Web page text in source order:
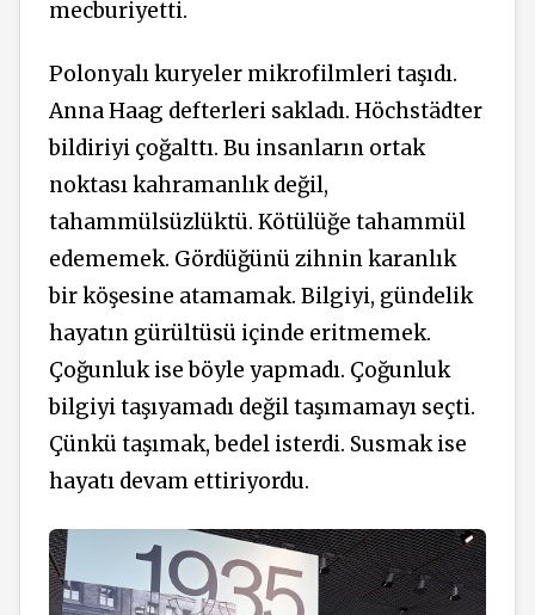
mecburiyetti.
Polonyalı kuryeler mikrofilmleri taşıdı.
Anna Haag defterleri sakladı. Höchstädter
bildiriyi çoğalttı. Bu insanların ortak
noktası kahramanlık değil,
tahammülsüzlüktü. Kötülüğe tahammül
edememek. Gördüğünü zihnin karanlık
bir köşesine atamamak. Bilgiyi, gündelik
hayatın gürültüsü içinde eritmemek.
Çoğunluk ise böyle yapmadı. Çoğunluk
bilgiyi taşıyamadı değil taşımamayı seçti.
Çünkü taşımak, bedel isterdi. Susmak ise
hayatı devam ettiriyordu.